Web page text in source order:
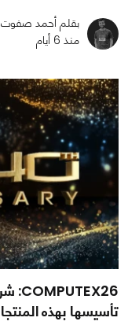
بقلم أحمد صفوت
منذ 6 أيام
تأسيسها بهذه